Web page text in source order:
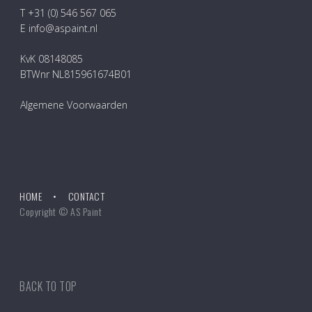
T +31 (0) 546 567 065
E info@aspaint.nl
KvK 08148085
BTWnr NL815961674B01
Algemene Voorwaarden
HOME
CONTACT
Copyright © AS Paint
BACK TO TOP